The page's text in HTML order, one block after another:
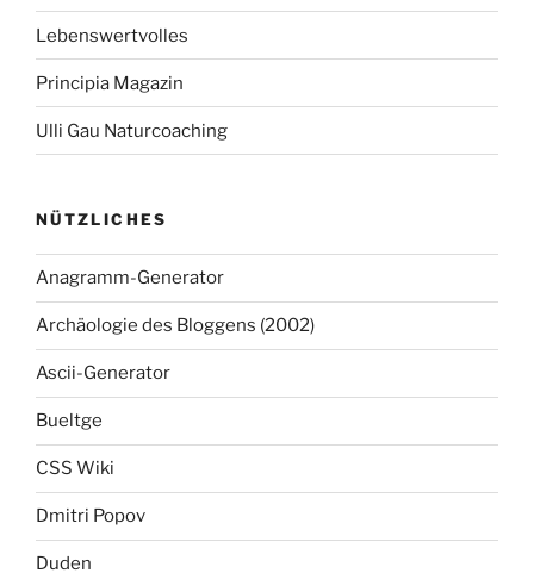
Lebenswertvolles
Principia Magazin
Ulli Gau Naturcoaching
NÜTZLICHES
Anagramm-Generator
Archäologie des Bloggens (2002)
Ascii-Generator
Bueltge
CSS Wiki
Dmitri Popov
Duden